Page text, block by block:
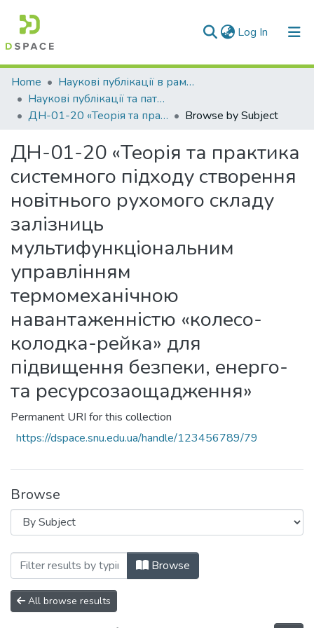
Log In (current)
Communities & Collections
All of DSpace
Home
Наукові публікації в рамках виконання держбюджетних науково-дослідних робіт
Наукові публікації та патенти в рамках виконання держбюджетних науково-дослідних робіт 2020 р.
ДН-01-20 «Теорія та практика системного підходу створення новітнього рухомого складу залізниць мультифункціональним управлінням термомеханічною навантаженністю «колесо-колодка-рейка» для підвищення безпеки, енерго- та ресурсозаощадження»
Browse by Subject
ДН-01-20 «Теорія та практика
системного підходу створення
новітнього рухомого складу
залізниць
мультифункціональним
управлінням
термомеханічною
навантаженністю «колесо-
колодка-рейка» для
підвищення безпеки, енерго-
та ресурсозаощадження»
Permanent URI for this collection
https://dspace.snu.edu.ua/handle/123456789/79
Browse
Browsing ДН-01-20 «Теорія та
Browse
All browse results